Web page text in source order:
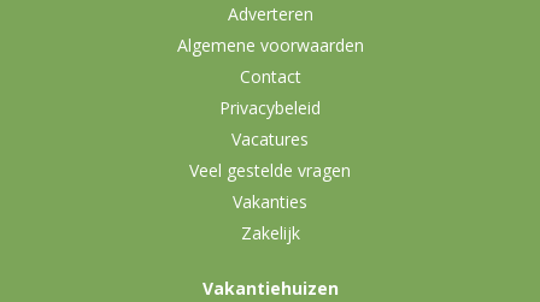
Adverteren
Algemene voorwaarden
Contact
Privacybeleid
Vacatures
Veel gestelde vragen
Vakanties
Zakelijk
Vakantiehuizen